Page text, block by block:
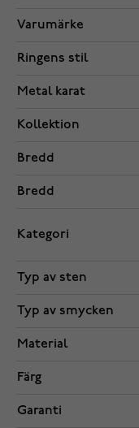
Varumärke
Ringens stil
Metal karat
Kollektion
Bredd
Bredd
Kategori
Typ av sten
Typ av smycken
Material
Färg
Garanti